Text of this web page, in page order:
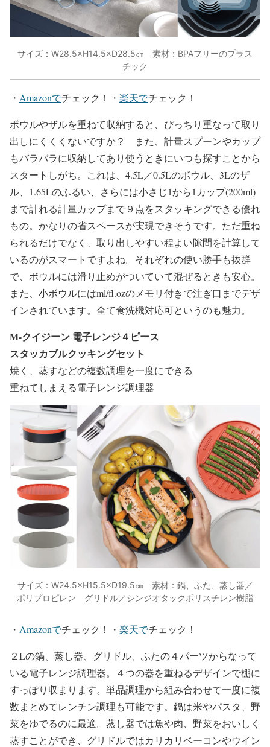
サイズ：W28.5×H14.5×D28.5㎝ 素材：BPAフリーのプラス
チック
・ Amazonでチェック！・ 楽天でチェック！
ボウルやザルを重ねて収納すると、ぴっちり重なって取り
出しにくくくないですか？ また、計量スプーンやカップ
もバラバラに収納してあり使うときにいつも探すことから
スタートしがち。これは、4.5L／0.5Lのボウル、3Lのザ
ル、1.65Lのふるい、さらには小さじ1から1カップ(200ml)
まで計れる計量カップまで９点をスタッキングできる優れ
もの。かなりの省スペースが実現できそうです。ただ重ね
られるだけでなく、取り出しやすい程よい隙間を計算して
いるのがスマートですよね。それぞれの使い勝手も抜群
で、ボウルには滑り止めがついていて混ぜるときも安心。
また、小ボウルにはml/fl.ozのメモリ付きで注ぎ口までデザ
インされています。全て食洗機対応可というのも魅力。
M-クイジーン 電子レンジ４ピース
スタッカブルクッキングセット
焼く、蒸すなどの複数調理を一度にできる
重ねてしまえる電子レンジ調理器
サイズ：W24.5×H15.5×D19.5㎝ 素材：鍋、ふた、蒸し器／
ポリプロピレン グリドル／シンジオタックポリスチレン樹脂
・ Amazonでチェック！・ 楽天でチェック！
２Lの鍋、蒸し器、グリドル、ふたの４パーツからなって
いる電子レンジ調理器。４つの器を重ねるデザインで棚に
すっぽり収まります。単品調理から組み合わせて一度に複
数まとめてレンチン調理も可能です。鍋は米やパスタ、野
菜をゆでるのに最適。蒸し器では魚や肉、野菜をおいしく
蒸すことができ、グリドルではカリカリベーコンやウイン